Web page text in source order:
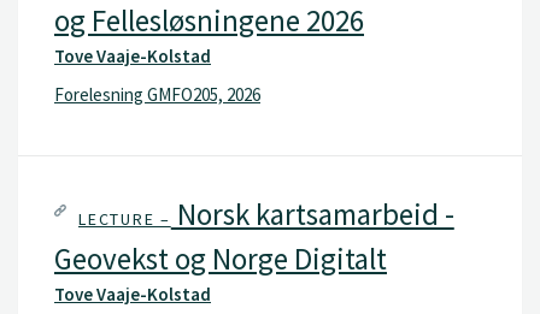
og Fellesløsningene 2026
Tove Vaaje-Kolstad
Forelesning GMFO205, 2026
LECTURE – Norsk kartsamarbeid -
Geovekst og Norge Digitalt
Tove Vaaje-Kolstad